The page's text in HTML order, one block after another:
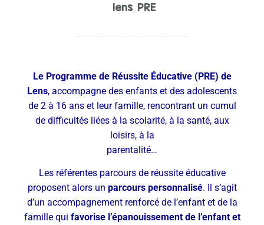
lens PRE
Le Programme de Réussite Éducative (PRE) de
Lens, accompagne des enfants et des adolescents
de 2 à 16 ans et leur famille, rencontrant un cumul
de difficultés liées à la scolarité, à la santé, aux
loisirs, à la
parentalité…
Les référentes parcours de réussite éducative
proposent alors un parcours personnalisé. Il s’agit
d’un accompagnement renforcé de l’enfant et de la
famille qui favorise l’épanouissement de l’enfant et